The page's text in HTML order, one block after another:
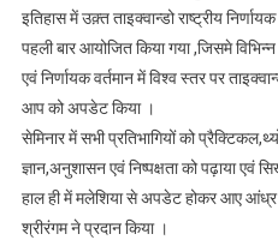
इतिहास में उक़्त ताइक्वान्डो राष्ट्रीय
पहली बार आयोजित किया गया ,जिसमे
एवं निर्णायक वर्तमान में विश्व स्तर पर
आप को अपडेट किया ।
सेमिनार में सभी प्रतिभागियों को
ज्ञान,अनुशासन एवं निष्पक्षता को पढ़ाया एवं
हाल ही में मलेशिया से अपडेट होकर आए आंध्र
श्रीरंगम ने प्रदान किया ।